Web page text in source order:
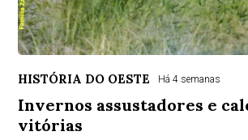
HISTÓRIA DO OESTE Há 4 semanas
Invernos assustadores e
vitórias